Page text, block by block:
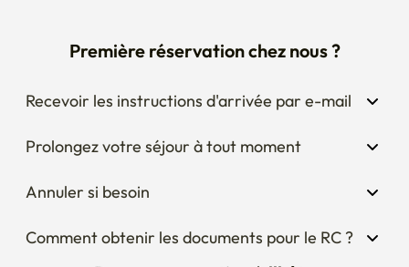
Stay, veuillez donc faire une demande avant d'entrer au
bureau pour recevoir le service de literie.
*Toutes les factures de services publics sont incluses dans
S'il est surtaxé, nous pouvons demander le paiement.
Recevoir les instructions d'arrivée par e-mail
Prolongez votre séjour à tout moment
Annuler si besoin
Comment obtenir les documents pour le RC ?
Posez une question à l'hôte